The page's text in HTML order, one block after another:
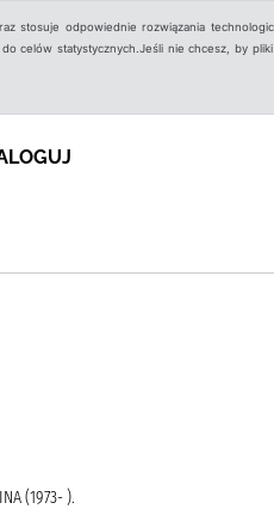
stosuje odpowiednie rozwiązania
celów statystycznych.Jeśli nie chcesz, by pliki
(1973- ).